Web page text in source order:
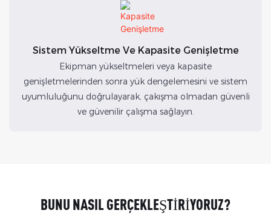
Sistem Yükseltme Ve Kapasite Genişletme
Ekipman yükseltmeleri veya kapasite
genişletmelerinden sonra yük dengelemesini ve sistem
uyumluluğunu doğrulayarak, çakışma olmadan güvenli
ve güvenilir çalışma sağlayın.
BUNU NASIL GERÇEKLEŞTIRIYORUZ?